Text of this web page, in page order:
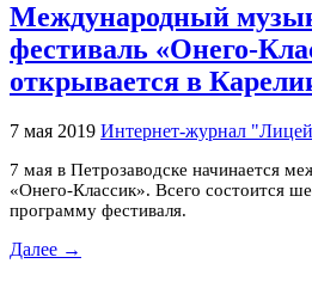
Международный
фестиваль «Онего-
открывается в
7 мая 2019 Интернет-журнал
7 мая в Петрозаводске начинается
«Онего-Классик». Всего состоится
программу фестиваля.
Далее →